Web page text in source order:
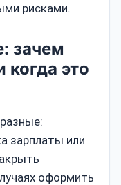
рисками.
зачем
это
зарплаты или
оформить